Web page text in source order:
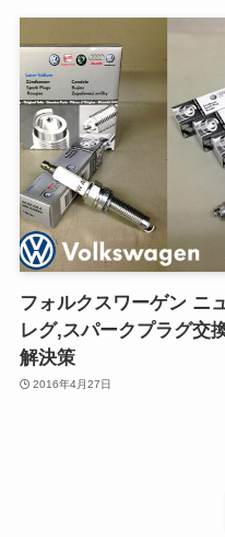
フォルクスワーゲン ニ
レグ,スパークプラグ交
解決策
2016年4月27日